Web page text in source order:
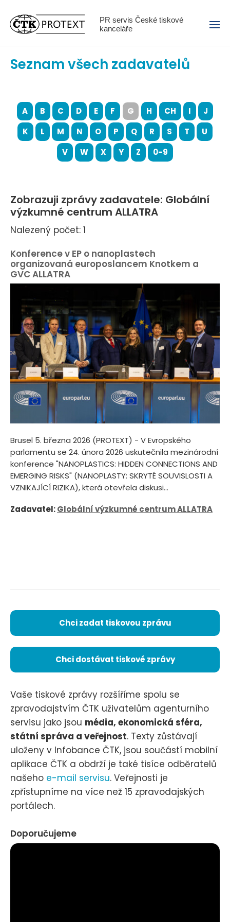
PR servis České tiskové
kanceláře
Menu
Seznam všech zadavatelů
A B C D E F G H CH I
J
K
L M N O P Q R S T
U
V
W X Y Z 0-9
Zobrazuji zprávy zadavatele: Globální
výzkumné centrum ALLATRA
Nalezený počet: 1
Konference v EP o nanoplastech
organizovaná europoslancem Knotkem a
GVC ALLATRA
Brusel 5. března 2026 (PROTEXT) - V Evropského
parlamentu se 24. února 2026 uskutečnila mezinárodní
konference "NANOPLASTICS: HIDDEN CONNECTIONS AND
EMERGING RISKS" (NANOPLASTY: SKRYTÉ SOUVISLOSTI A
VZNIKAJÍCÍ RIZIKA), která otevřela diskusi...
Zadavatel:Globální výzkumné centrum ALLATRA
Chci zadat tiskovou zprávu
Chci dostávat tiskové zprávy
Vaše tiskové zprávy rozšíříme spolu se
zpravodajstvím ČTK uživatelům agenturního
servisu jako jsou média, ekonomická sféra,
státní správa a veřejnost. Texty zůstávají
uloženy v Infobance ČTK, jsou součástí mobilní
aplikace ČTK a obdrží je také tisíce odběratelů
našeho e-mail servisu. Veřejnosti je
zpřístupníme na více než 15 zpravodajských
portálech.
Doporučujeme